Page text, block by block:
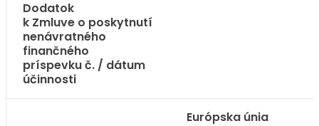
Dodatok
k Zmluve o poskytnutí
nenávratného
finančného
príspevku č. / dátum
účinnosti
Európska únia